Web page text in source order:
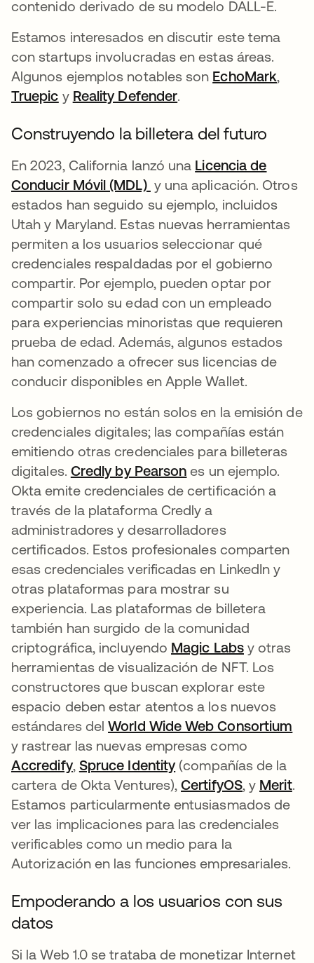
contenido derivado de su modelo DALL-E.
Estamos interesados en discutir este tema
con startups involucradas en estas áreas.
Algunos ejemplos notables son EchoMarkse
,
Truepic se abre en una pestaña nueva
y Reality Defenderse abre en una
.
Construyendo la billetera del futuro
En 2023, California lanzó una Licencia de
Conducir Móvil (MDL) se abre en una pestaña
y una aplicación. Otros
estados han seguido su ejemplo, incluidos
Utah y Maryland. Estas nuevas herramientas
permiten a los usuarios seleccionar qué
credenciales respaldadas por el gobierno
compartir. Por ejemplo, pueden optar por
compartir solo su edad con un empleado
para experiencias minoristas que requieren
prueba de edad. Además, algunos estados
han comenzado a ofrecer sus licencias de
conducir disponibles en Apple Wallet.
Los gobiernos no están solos en la emisión de
credenciales digitales; las compañías están
emitiendo otras credenciales para billeteras
digitales. Credly by Pearson se abre en una
es un ejemplo.
Okta emite credenciales de certificación a
través de la plataforma Credly a
administradores y desarrolladores
certificados. Estos profesionales comparten
esas credenciales verificadas en LinkedIn y
otras plataformas para mostrar su
experiencia. Las plataformas de billetera
también han surgido de la comunidad
criptográfica, incluyendo Magic Labsse abre
y otras
herramientas de visualización de NFT. Los
constructores que buscan explorar este
espacio deben estar atentos a los nuevos
estándares delWorld Wide Web Consortium
y rastrear las nuevas empresas como
Accredifyse abre en una pestaña nueva
, Spruce Identityse abre en una
(compañías de la
cartera de Okta Ventures),CertifyOSse abre en
, y Meritse
.
Estamos particularmente entusiasmados de
ver las implicaciones para las credenciales
verificables como un medio para la
Autorización en las funciones empresariales.
Empoderando a los usuarios con sus
datos
Si la Web 1.0 se trataba de monetizar Internet